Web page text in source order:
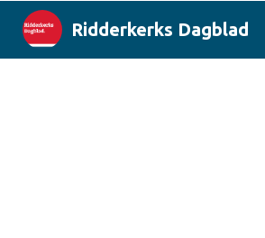
Ridderkerks Dagblad